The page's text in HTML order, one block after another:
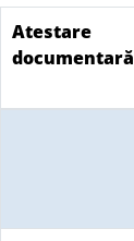
Atestare
documentară